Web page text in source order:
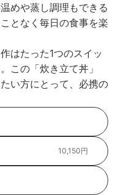
めや蒸し調理もできる
となく毎日の食事を楽
はたった1つのスイッ
この「炊き立て丼」
い方にとって、必携の
10,150円